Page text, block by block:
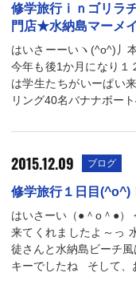
修学旅行ⅰｎゴリラ
門店★水納島マーメイ
はいさーーいヽ(^o^)丿
今年も後1か月になり１
は学生たちがいーぱい
リング40名バナナボー
2015.12.09 ブログ
修学旅行１日目(^o^)
はいさーい（●＾o＾●）
来てくれましたよ～っ
徒さんと水納島ビーチ
キーでしたね そして、